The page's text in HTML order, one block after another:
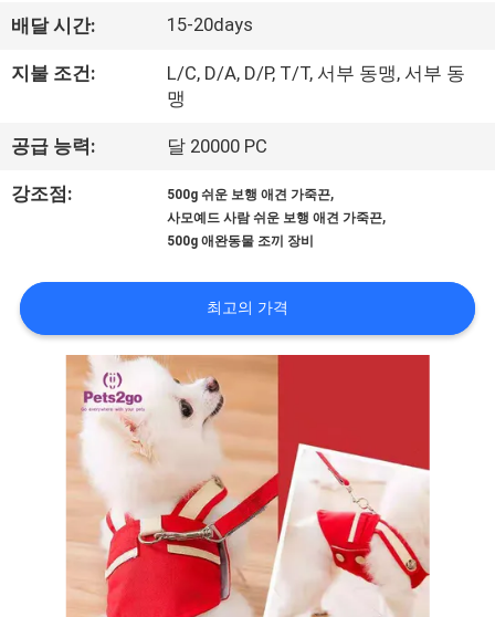
공
여
행
연
락
배달 시간: 15-20days
지불 조건:
L/C, D/A, D/P, T/T, 서부 동맹, 서부 동
맹
공급 능력: 달 20000 PC
강조점: 500g 쉬운 보행 애견 가죽끈,
사모예드 사람 쉬운 보행 애견 가죽끈,
500g 애완동물 조끼 장비
최고의 가격